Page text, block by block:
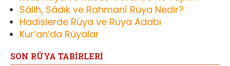
Sâlih, Sâdık ve Rahmanî Rüya Nedir?
Hadislerde Rüya ve Rüya Adabı
Kur’an’da Rüyalar
SON RÜYA TABİRLERİ